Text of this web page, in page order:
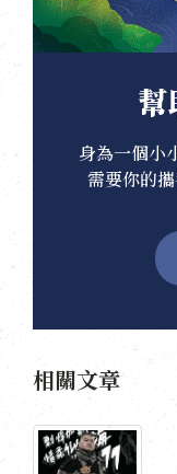
身為一個小
需要你的
相關文章